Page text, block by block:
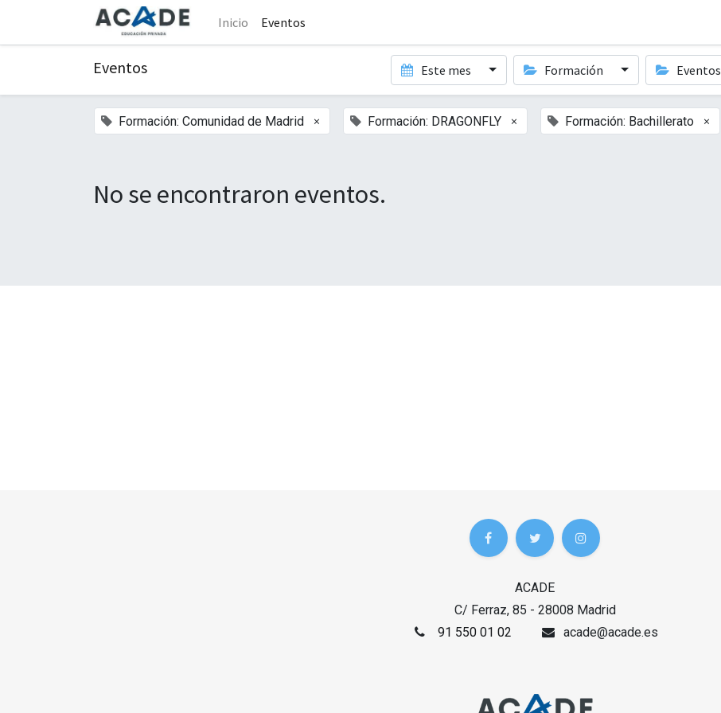
Inicio Eventos
Eventos Este mes Formación Eventos
Formación: Comunidad de Madrid × Formación: DRAGONFLY × Formación: Bachillerato ×
No se encontraron eventos.
ACADE
C/ Ferraz, 85 - 28008 Madrid
91 550 01 02
acade@acade.es